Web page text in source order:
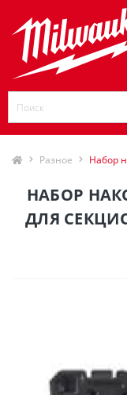
Разное Набор
НАБОР
ДЛЯ